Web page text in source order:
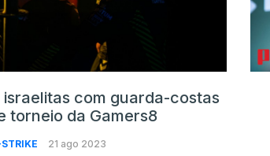
com guarda-costas
torneio da Gamers8
21 ago 2023